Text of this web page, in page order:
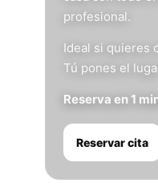
profesional.
Ideal si quieres
Tú pones el
Reserva en 1
Reservar cita